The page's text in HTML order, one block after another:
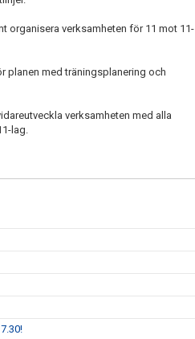
organisera verksamheten för 11 mot 11-
planen med träningsplanering och
verksamheten med alla
lag.